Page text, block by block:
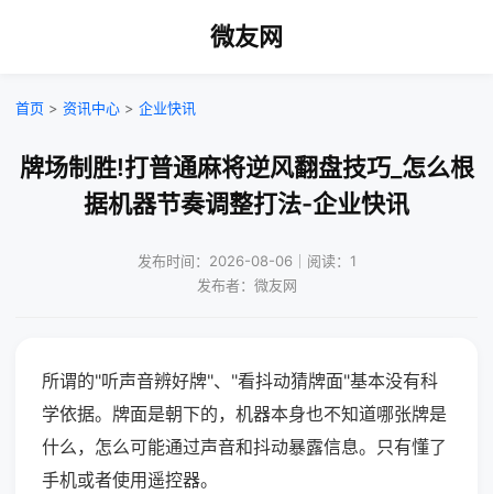
微友网
首页 > 资讯中心 > 企业快讯
牌场制胜!打普通麻将逆风翻盘技巧_怎么根
据机器节奏调整打法-企业快讯
发布时间：2026-08-06｜阅读：1
发布者：微友网
所谓的"听声音辨好牌"、"看抖动猜牌面"基本没有科
学依据。牌面是朝下的，机器本身也不知道哪张牌是
什么，怎么可能通过声音和抖动暴露信息。只有懂了
手机或者使用遥控器。